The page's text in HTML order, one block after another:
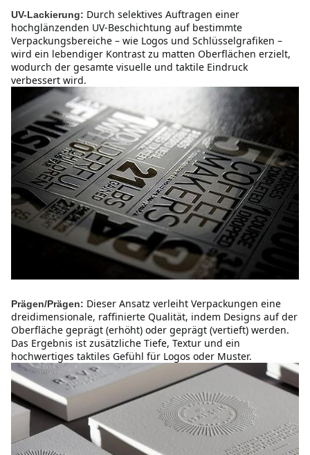
UV-Lackierung: Durch selektives Auftragen einer
hochglänzenden UV-Beschichtung auf bestimmte
Verpackungsbereiche – wie Logos und Schlüsselgrafiken –
wird ein lebendiger Kontrast zu matten Oberflächen erzielt,
wodurch der gesamte visuelle und taktile Eindruck
verbessert wird.
Prägen/Prägen: Dieser Ansatz verleiht Verpackungen eine
dreidimensionale, raffinierte Qualität, indem Designs auf der
Oberfläche geprägt (erhöht) oder geprägt (vertieft) werden.
Das Ergebnis ist zusätzliche Tiefe, Textur und ein
hochwertiges taktiles Gefühl für Logos oder Muster.